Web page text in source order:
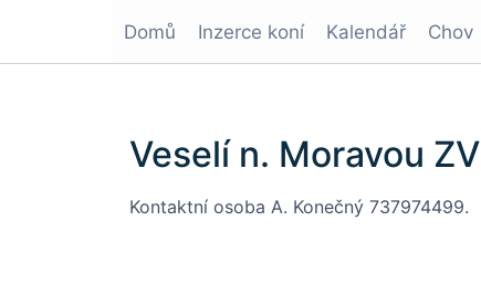
Domů Inzerce koní Kalendář Chov
Veselí n. Moravou
Kontaktní osoba A. Konečný 737974499.